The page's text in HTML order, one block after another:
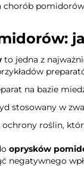
chorób
to jedna z
na bazie
stosowany w
ochrony roślin,
oprysków
negatywnego